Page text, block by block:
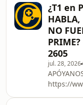
GamePass Descuentos Exclusivos en
Juegos de
https://
La mejor
https://
https://
Nuestras
¿T1 en
HABLA,
NO
2605
jul. 28, 2026
https://